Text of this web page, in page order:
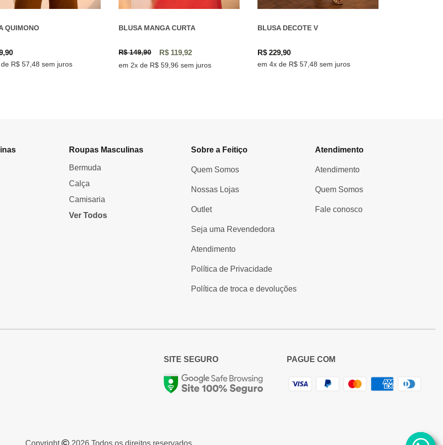
QUIMONO
R$ 57,48 sem juros
BLUSA MANGA CURTA
R$ 149,90 R$ 119,92
em 2x de R$ 59,96 sem juros
BLUSA DECOTE V
R$ 229,90
em 4x de R$ 57,48 sem juros
Roupas Masculinas
Bermuda
Calça
Camisaria
Ver Todos
Sobre a Feitiço
Quem Somos
Nossas Lojas
Outlet
Seja uma Revendedora
Atendimento
Política de Privacidade
Política de troca e devoluções
Atendimento
Atendimento
Quem Somos
Fale conosco
SITE SEGURO PAGUE COM